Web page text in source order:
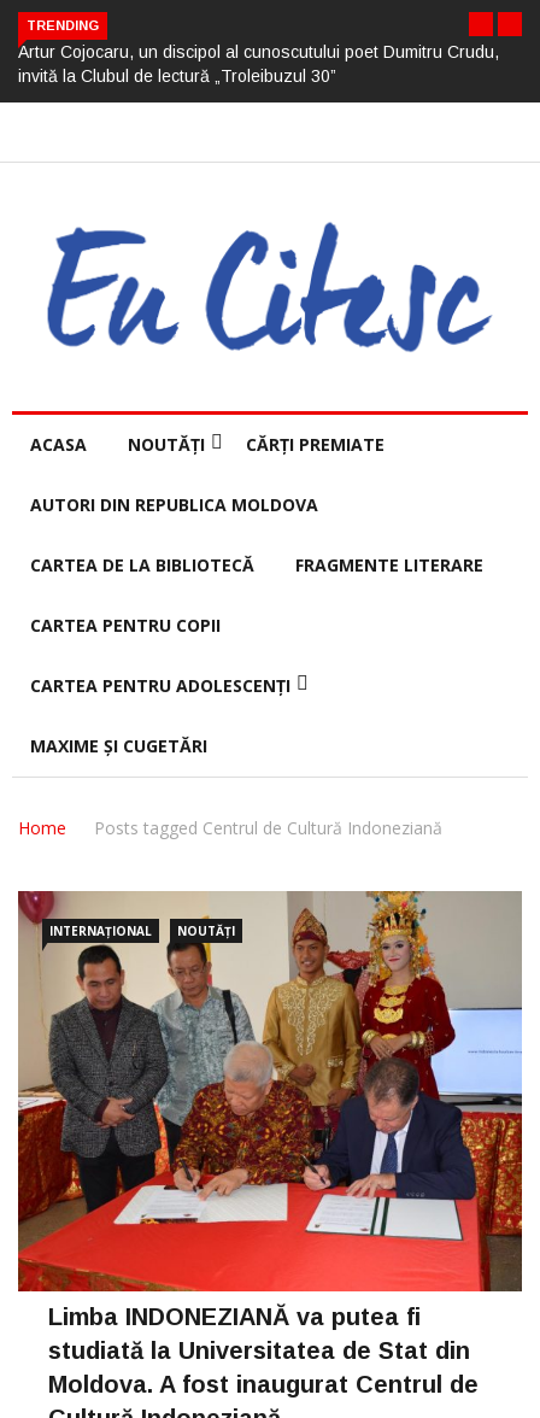
TRENDING
Artur Cojocaru, un discipol al cunoscutului poet Dumitru Crudu,
invită la Clubul de lectură „Troleibuzul 30”
ACASA NOUTĂȚI CĂRȚI PREMIATE
AUTORI DIN REPUBLICA MOLDOVA
CARTEA DE LA BIBLIOTECĂ FRAGMENTE LITERARE
CARTEA PENTRU COPII
CARTEA PENTRU ADOLESCENȚI
MAXIME ȘI CUGETĂRI
Home Posts tagged Centrul de Cultură Indoneziană
INTERNAȚIONAL NOUTĂȚI
Limba INDONEZIANĂ va putea fi
studiată la Universitatea de Stat din
Moldova. A fost inaugurat Centrul de